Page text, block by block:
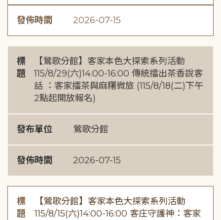
發佈時間 2026-07-15
標
題
【鶯歌分館】客家本色大探索系列活動
115/8/29(六)14:00-16:00 傳統擂出茶香說客
話 ：客家擂茶與麻糬微旅 (115/8/18(二)下午
2點起開放報名)
發布單位 鶯歌分館
發佈時間 2026-07-15
標
題
【鶯歌分館】客家本色大探索系列活動
115/8/15(六)14:00-16:00 客庄守護神：客家